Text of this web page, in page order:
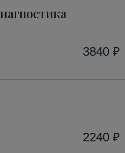
3840 ₽
2240 ₽